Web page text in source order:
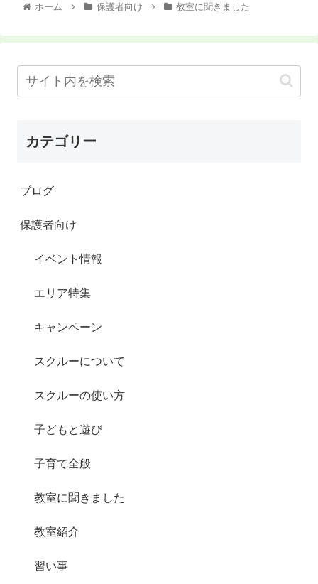
ホーム 保護者向け 教室に聞きました
カテゴリー
ブログ
保護者向け
イベント情報
エリア特集
キャンペーン
スクルーについて
スクルーの使い方
子どもと遊び
子育て全般
教室に聞きました
教室紹介
習い事